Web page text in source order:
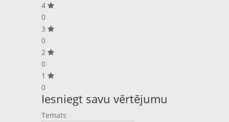
4
0
3
0
2
0
1
0
Iesniegt savu vērtējumu
Temats